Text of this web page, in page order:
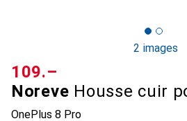
2 images
Noreve Housse cuir
OnePlus 8 Pro
CHF
109.–